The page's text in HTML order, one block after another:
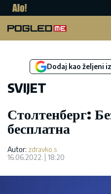
Dodaj kao željeni
SVIJET
Столтенберг:
бесплатна
Autor: zdravko.s
16.06.2022.
18:20